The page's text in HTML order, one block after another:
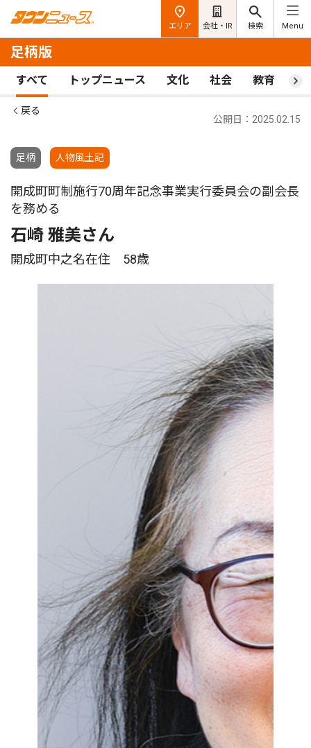
エリア 会社・IR 検索 Menu
足柄版
すべて トップニュース 文化 社会 教育 ス
戻る
足柄 人物風土記
公開日：2025.02.15
開成町町制施行70周年記念事業実行委員会の副会長
を務める
石崎 雅美さん
開成町中之名在住 58歳